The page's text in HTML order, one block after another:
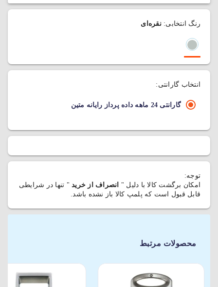
رنگ انتخابی:نقره‌ای
انتخاب گارانتی:
گارانتی 24 ماهه داده پرداز رایانه متین
توجه:
امکان برگشت کالا با دلیل "
انصراف از خرید " تنها در شرایطی
قابل قبول است که پلمپ کالا باز نشده باشد.
محصولات مرتبط